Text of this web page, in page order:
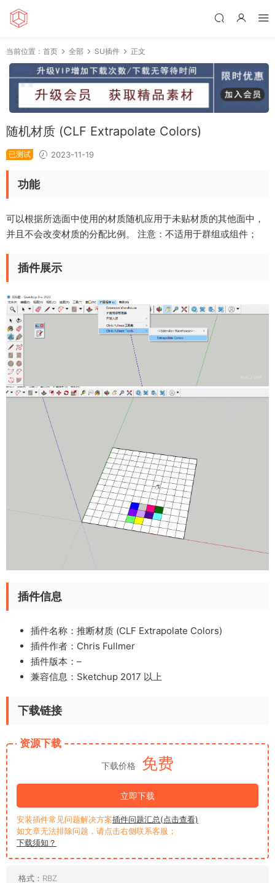
当前位置： 首页 全部 SU插件 正文
随机材质 (CLF Extrapolate Colors)
已测试 2023-11-19
功能
可以根据所选面中使用的材质随机应用于未贴材质的其他面中，
并且不会改变材质的分配比例。 注意：不适用于群组或组件；
插件展示
插件信息
插件名称：推断材质 (CLF Extrapolate Colors)
插件作者： Chris Fullmer
插件版本：–
兼容信息：Sketchup 2017 以上
下载链接
资源下载
下载价格 免费
立即下载
安装插件常见问题解决方案插件问题汇总(点击查看)
如文章无法排除问题，请点击右侧联系客服；
下载须知？
格式： RBZ